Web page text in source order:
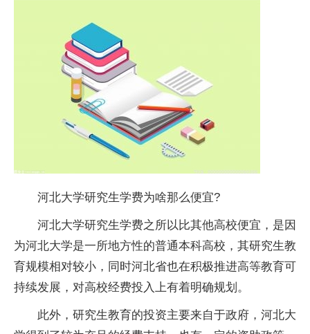
河北大学研究生学费为啥那么便宜?
河北大学研究生学费之所以比其他高校便宜，是因
为河北大学是一所地方性的普通本科高校，其研究生教
育规模相对较小，同时河北省也在积极推进高等教育可
持续发展，对高校经费投入上有着明确规划。
此外，研究生教育的投资主要来自于政府，河北大